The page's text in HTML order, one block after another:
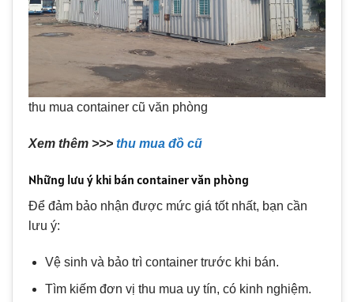
thu mua container cũ văn phòng
Xem thêm >>> thu mua đồ cũ
Những lưu ý khi bán container văn phòng
Để đảm bảo nhận được mức giá tốt nhất, bạn cần
lưu ý:
Vệ sinh và bảo trì container trước khi bán.
Tìm kiếm đơn vị thu mua uy tín, có kinh nghiệm.